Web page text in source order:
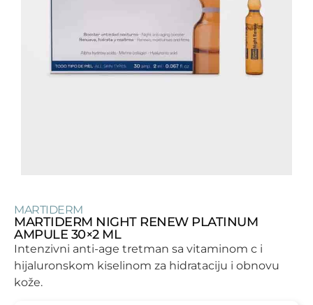
MARTIDERM
MARTIDERM NIGHT RENEW PLATINUM
AMPULE 30×2 ML
Intenzivni anti-age tretman sa vitaminom c i
hijaluronskom kiselinom za hidrataciju i obnovu
kože.